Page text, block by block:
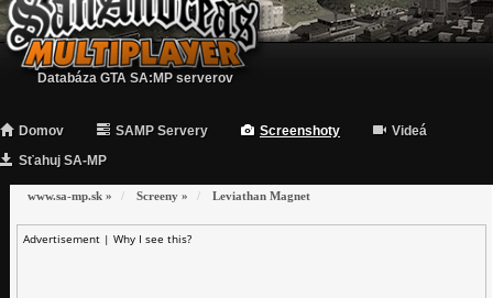
Databáza GTA SA:MP serverov
Domov SAMP Servery Screenshoty
Videá
Sťahuj SA-MP
www.sa-mp.sk » Screeny » Leviathan Magnet
Advertisement | Why I see this?